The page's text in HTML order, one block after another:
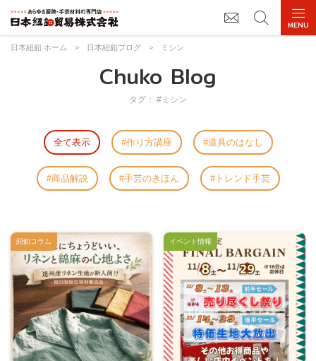
日本紐釦 ホーム > 日本紐釦ブログ > ミシン
Chuko Blog
タグ： #ミシン
全て表示 作り方講座 道具のはなし
商品解説 手芸のきほん トレンド手芸
紐釦コラム イベント情報